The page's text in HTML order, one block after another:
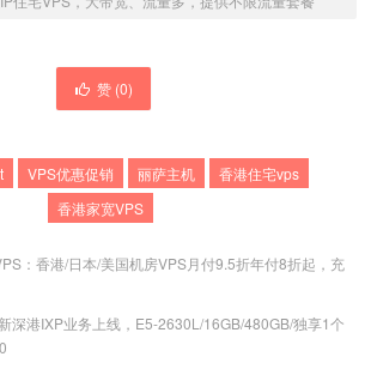
赞 (0)
VPS优惠促销 丽萨主机
香港住宅vps
香港家宽VPS
：香港/日本/美国机房VPS月付9.5折年付8折起，充
深港IXP业务上线，E5-2630L/16GB/480GB/独享1个